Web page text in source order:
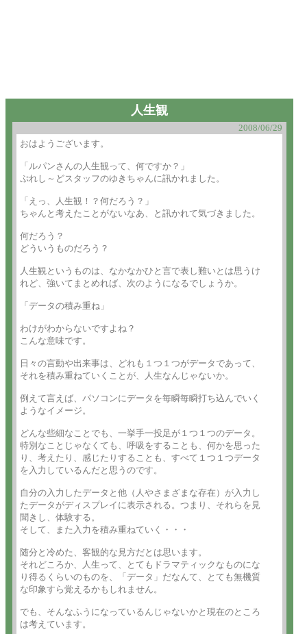
人生観
2008/06/29
おはようございます。
「ルパンさんの人生観って、何ですか？」
ぷれし～どスタッフのゆきちゃんに訊かれました。
「えっ、人生観！？何だろう？」
ちゃんと考えたことがないなあ、と訊かれて気づきました。
何だろう？
どういうものだろう？
人生観というものは、なかなかひと言で表し難いとは思うけ
れど、強いてまとめれば、次のようになるでしょうか。
「データの積み重ね」
わけがわからないですよね？
こんな意味です。
日々の言動や出来事は、どれも１つ１つがデータであって、
それを積み重ねていくことが、人生なんじゃないか。
例えて言えば、パソコンにデータを毎瞬毎瞬打ち込んでいく
ようなイメージ。
どんな些細なことでも、一挙手一投足が１つ１つのデータ。
特別なことじゃなくても、呼吸をすることも、何かを思った
り、考えたり、感じたりすることも、すべて１つ１つデータ
を入力しているんだと思うのです。
自分の入力したデータと他（人やさまざまな存在）が入力し
たデータがディスプレイに表示される。つまり、それらを見
聞きし、体験する。
そして、また入力を積み重ねていく・・・
随分と冷めた、客観的な見方だとは思います。
それどころか、人生って、とてもドラマティックなものにな
り得るくらいのものを、「データ」だなんて、とても無機質
な印象すら覚えるかもしれません。
でも、そんなふうになっているんじゃないかと現在のところ
は考えています。